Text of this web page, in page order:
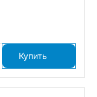
Купить